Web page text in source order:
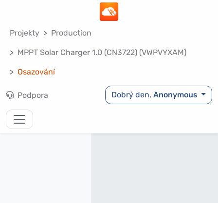
Projekty Production
MPPT Solar Charger 1.0 (CN3722) (VWPVYXAM)
Osazování
Podpora Dobrý den,Anonymous